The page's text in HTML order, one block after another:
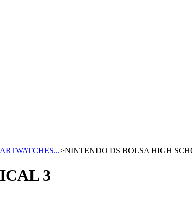
>NINTENDO DS BOLSA HIGH
3